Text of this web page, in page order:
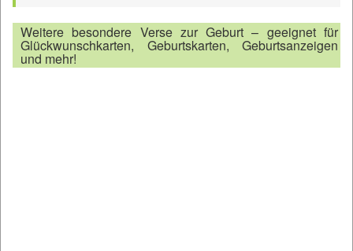
Weitere besondere Verse zur Geburt – geeignet für
Glückwunschkarten, Geburtskarten, Geburtsanzeigen
und mehr!